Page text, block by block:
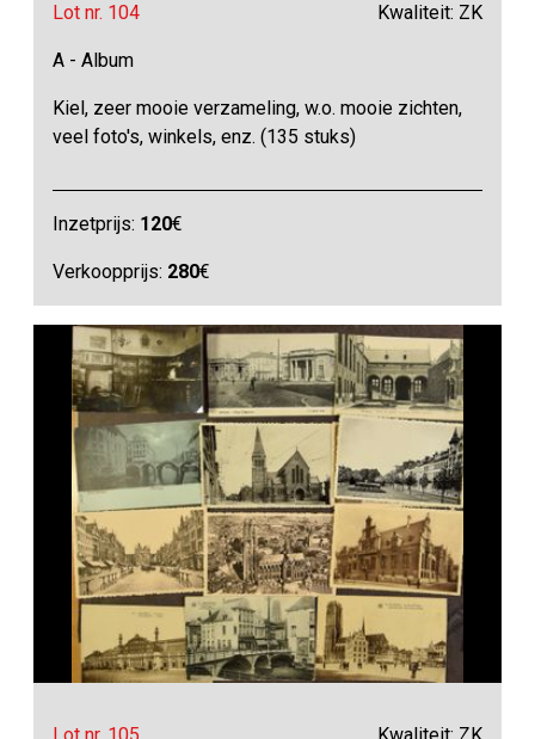
Lot nr. 104 Kwaliteit: ZK
A - Album
Kiel, zeer mooie verzameling, w.o. mooie zichten,
veel foto's, winkels, enz. (135 stuks)
Inzetprijs: 120€
Verkoopprijs: 280€